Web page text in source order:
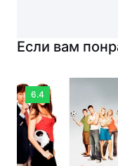
Если вам
6.4